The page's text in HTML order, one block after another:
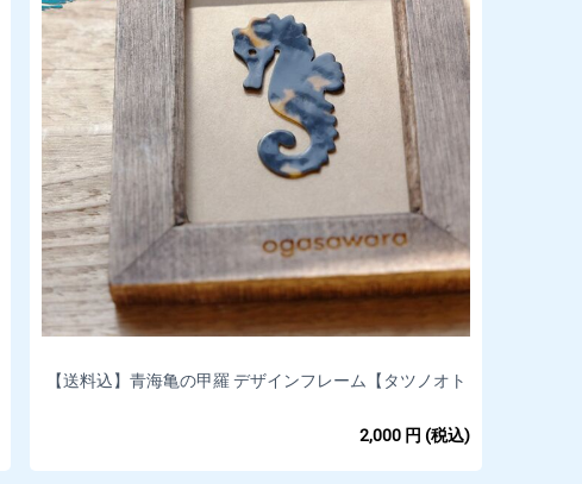
【送料込】青海亀の甲羅 デザインフレーム【タツノオト
2,000 円 (税込)